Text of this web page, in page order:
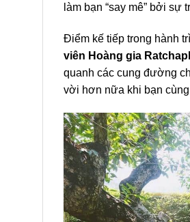
làm bạn “say mê” bởi
Điểm kế tiếp trong hành
viên Hoàng gia
quanh các cung đường
vời hơn nữa khi bạn